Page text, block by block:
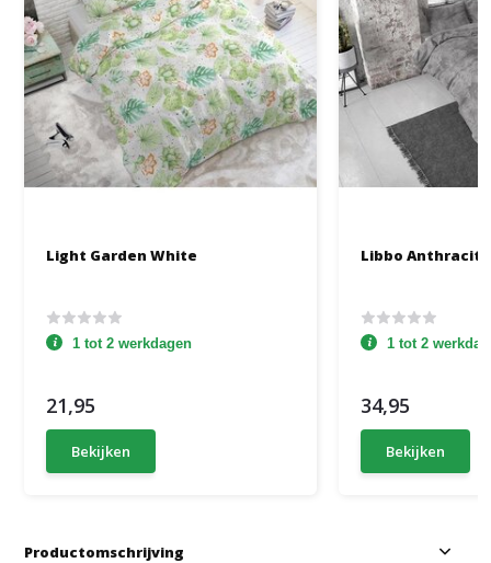
Light Garden White
1 tot 2 werkdagen
21,95
Bekijken
Libbo Anthracite
1 tot 2
34,95
Bekijken
Productomschrijving